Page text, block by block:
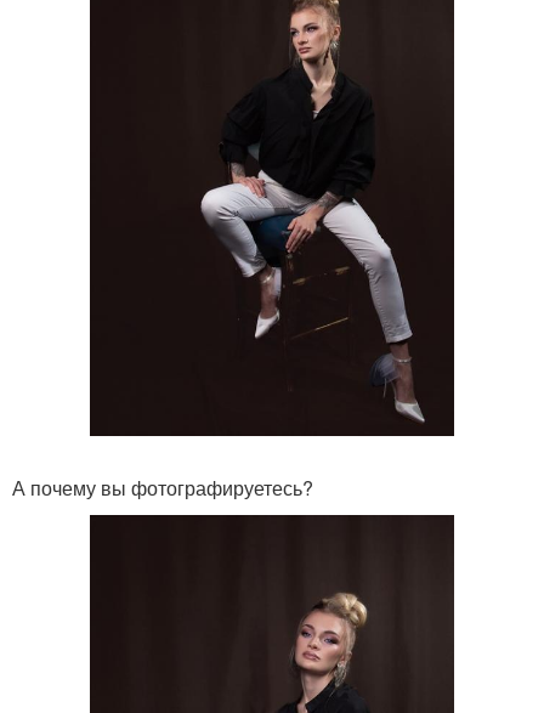
А почему вы фотографируетесь?